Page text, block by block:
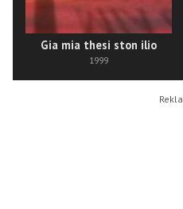
Gia mia thesi ston ilio
1999